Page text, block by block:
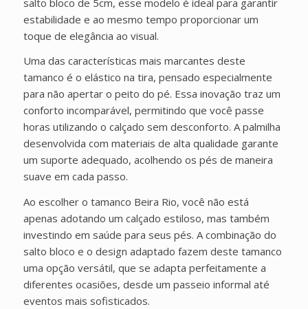
estabilidade e ao mesmo tempo proporcionar um
toque de elegância ao visual.
Uma das características mais marcantes deste
tamanco é o elástico na tira, pensado especialmente
para não apertar o peito do pé. Essa inovação traz um
conforto incomparável, permitindo que você passe
horas utilizando o calçado sem desconforto. A palmilha
desenvolvida com materiais de alta qualidade garante
um suporte adequado, acolhendo os pés de maneira
suave em cada passo.
Ao escolher o tamanco Beira Rio, você não está
apenas adotando um calçado estiloso, mas também
investindo em saúde para seus pés. A combinação do
salto bloco e o design adaptado fazem deste tamanco
uma opção versátil, que se adapta perfeitamente a
diferentes ocasiões, desde um passeio informal até
eventos mais sofisticados.